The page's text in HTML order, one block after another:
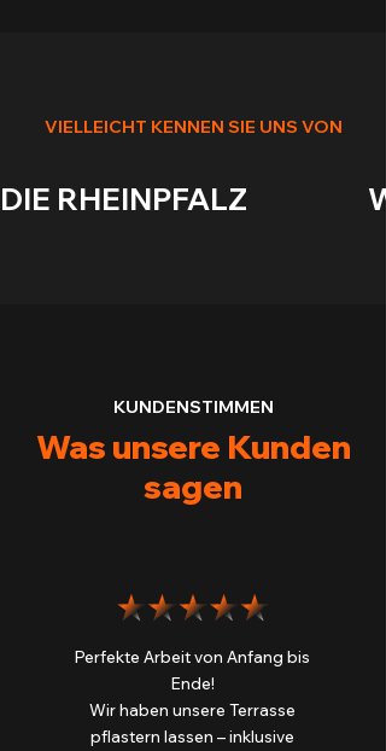
VIELLEICHT KENNEN SIE UNS VON
DIE RHEINPFALZ
KUNDENSTIMMEN
Was unsere Kunden
sagen
Perfekte Arbeit von Anfang bis
Ende!
Wir haben unsere Terrasse
pflastern lassen – inklusive